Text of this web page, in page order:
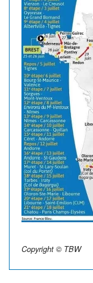
Copyright © TBW